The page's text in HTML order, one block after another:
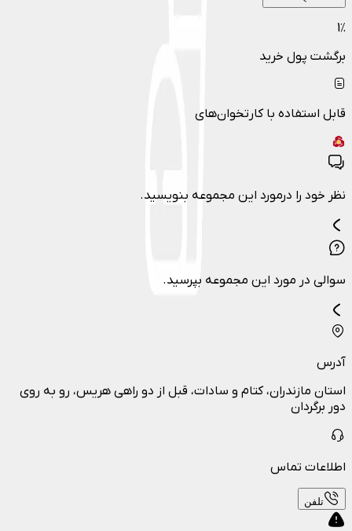
1٪
برگشت پول خرید
قابل استفاده با کارتخوان‌های
نظر خود را درمورد این مجموعه بنویسید.
سوالی در مورد این مجموعه بپرسید.
آدرس
استان مازندران، کتام و سادات، قبل از دو راهی هریس، رو به روی
دور برگردان
اطلاعات تماس
تلفن